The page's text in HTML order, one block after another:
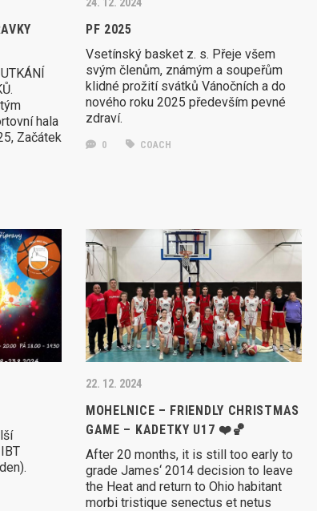
hala
Začátek
PF 2025
Vsetínský basket z. s. Přeje všem
svým členům, známým a soupeřům
klidné prožití svátků Vánočních a do
nového roku 2025 především pevné
zdraví.
0 COACH
22. 12. 2024
MOHELNICE – FRIENDLY CHRISTMAS
GAME – KADETKY U17 ❤️🏀
After 20 months, it is still too early to
grade James‘ 2014 decision to leave
the Heat and return to Ohio habitant
morbi tristique senectus et netus